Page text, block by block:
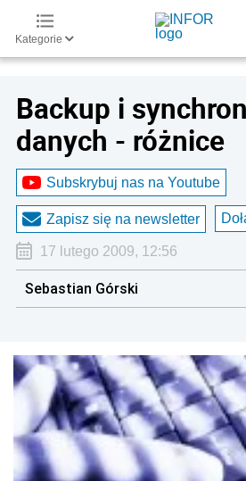
Kategorie
Backup i
danych - różnice
Subskrybuj nas na Youtube
Zapisz się na newsletter
17 lutego 2009, 12:56
Sebastian Górski